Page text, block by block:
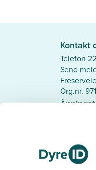
Kontakt
Telefon
Send
Org.nr.
Fredag: